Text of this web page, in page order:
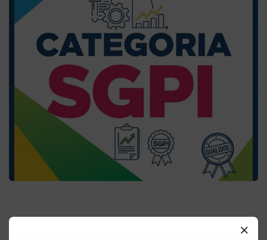
SGPI: Desvendando o Sistema de
Gestão de Processos e
Indicadores para a Sua Empresa